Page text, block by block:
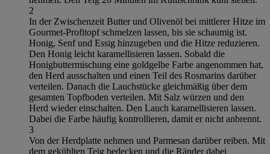
2
In der Zwischenzeit Butter und Olivenöl bei mittlerer Hitze im
Gourmet-Profitopf schmelzen lassen, bis sie schaumig ist.
Honig, Senf und Essig hinzugeben und die Hitze reduzieren.
Den Honig leicht karamellisieren lassen. Sobald die
Honigbuttermischung eine goldgelbe Farbe angenommen hat,
den Herd ausschalten und einen Teil des Rosmarins darüber
verteilen. Danach die Lauchstücke gleichmäßig über dem
gesamten Topfboden verteilen. Mit Salz würzen und den
Herd wieder einschalten. Den Lauch karamellisieren lassen.
Dabei die Farbe häufig kontrollieren, damit er nicht anbrennt.
3
Von der Herdplatte nehmen und Parmesan darüber reiben. Mit
dem gekühlten Teig bedecken und die Ränder dabei